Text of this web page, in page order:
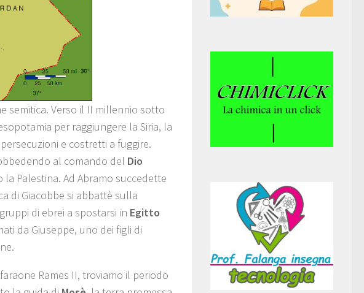
semitica. Verso il II millennio sotto
per raggiungere la Siria, la
e costretti a fuggire.
al comando del Dio
Palestina. Ad Abramo succedette
di Giacobbe si abbattè sulla
di ebrei a spostarsi in Egitto
da Giuseppe, uno dei figli di
Rames II, troviamo il periodo